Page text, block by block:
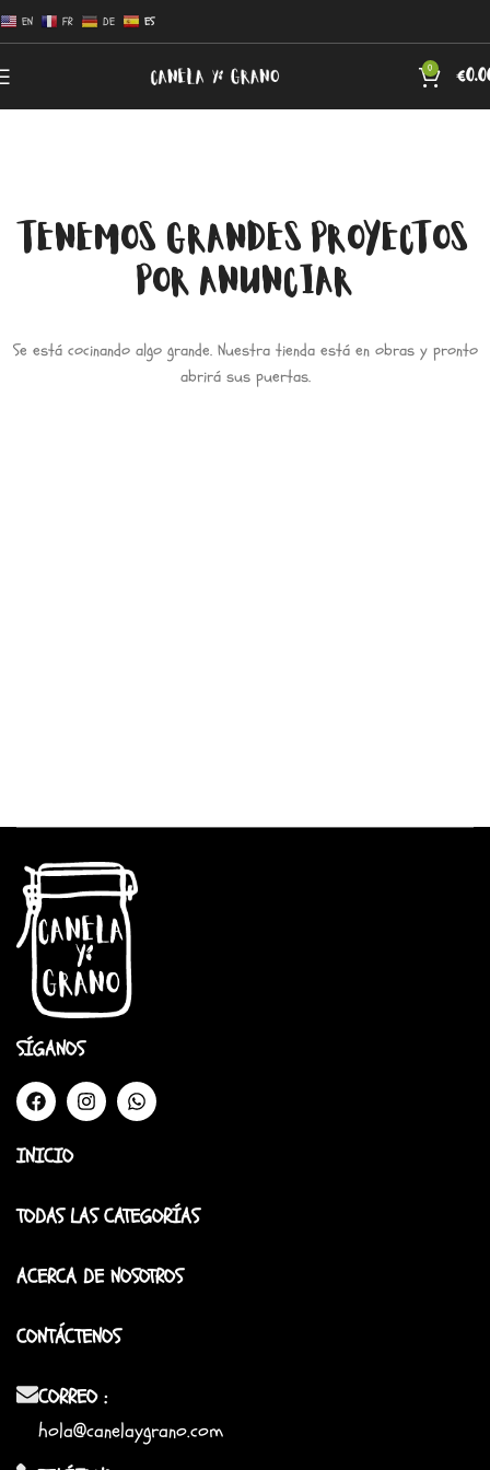
EN FR DE ES
0 €
TENEMOS GRANDES PROYECTOS
POR ANUNCIAR
Se está cocinando algo grande. Nuestra tienda está en obras y pronto
abrirá sus puertas.
SÍGANOS
INICIO
TODAS LAS CATEGORÍAS
ACERCA DE NOSOTROS
CONTÁCTENOS
CORREO :
hola@canelaygrano.com